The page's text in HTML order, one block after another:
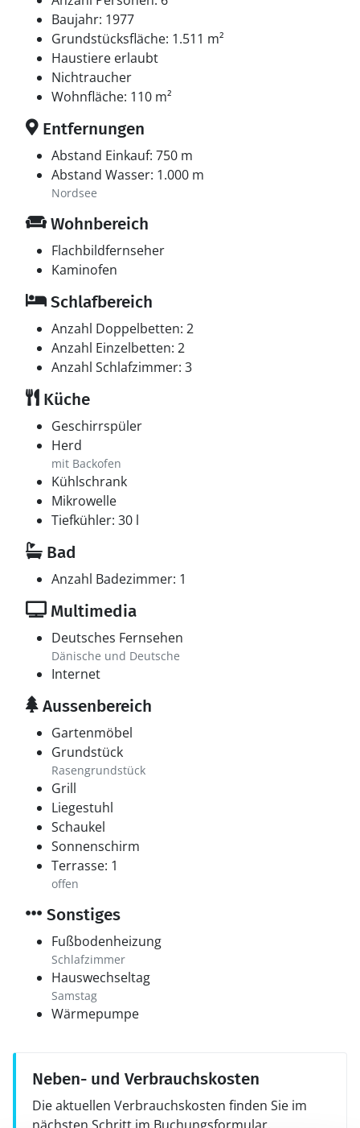
Baujahr: 1977
Grundstücksfläche: 1.511 m²
Haustiere erlaubt
Nichtraucher
Wohnfläche: 110 m²
Entfernungen
Abstand Einkauf: 750 m
Abstand Wasser: 1.000 m
Nordsee
Wohnbereich
Flachbildfernseher
Kaminofen
Schlafbereich
Anzahl Doppelbetten: 2
Anzahl Einzelbetten: 2
Anzahl Schlafzimmer: 3
Küche
Geschirrspüler
Herd
mit Backofen
Kühlschrank
Mikrowelle
Tiefkühler: 30 l
Bad
Anzahl Badezimmer: 1
Multimedia
Deutsches Fernsehen
Dänische und Deutsche
Internet
Aussenbereich
Gartenmöbel
Grundstück
Rasengrundstück
Grill
Liegestuhl
Schaukel
Sonnenschirm
Terrasse: 1
offen
Sonstiges
Fußbodenheizung
Schlafzimmer
Hauswechseltag
Samstag
Wärmepumpe
Neben- und Verbrauchskosten
Die aktuellen Verbrauchskosten finden Sie im